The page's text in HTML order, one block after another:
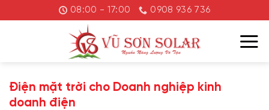
đến
08:00 - 17:00 0908 936 736
Điện mặt trời cho Doanh nghiệp kinh
doanh điện